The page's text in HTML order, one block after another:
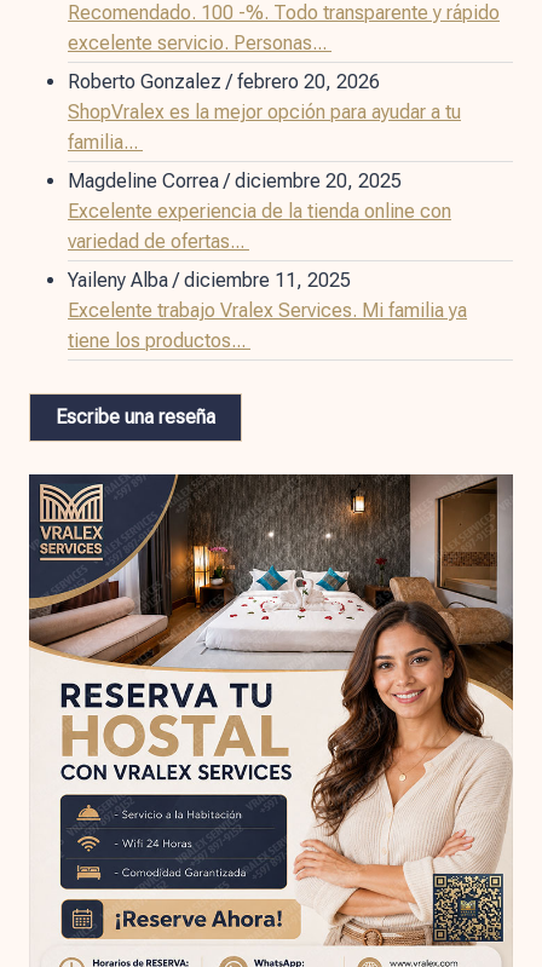
Recomendado. 100 -%. Todo transparente y rápido
excelente servicio. Personas...
Roberto Gonzalez /febrero 20, 2026
ShopVralex es la mejor opción para ayudar a tu
familia...
Magdeline Correa /diciembre 20, 2025
Excelente experiencia de la tienda online con
variedad de ofertas...
Yaileny Alba /diciembre 11, 2025
Excelente trabajo Vralex Services. Mi familia ya
tiene los productos...
Escribe una reseña